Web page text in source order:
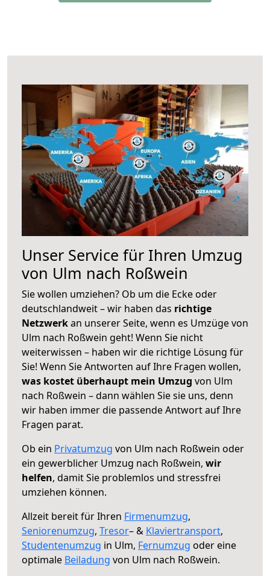
Unser Service für Ihren Umzug
von Ulm nach Roßwein
Sie wollen umziehen? Ob um die Ecke oder
deutschlandweit – wir haben das richtige
Netzwerkan unserer Seite, wenn es Umzüge von
Ulm nach Roßwein geht! Wenn Sie nicht
weiterwissen – haben wir die richtige Lösung für
Sie! Wenn Sie Antworten auf Ihre Fragen wollen,
was kostet überhaupt mein Umzug von Ulm
nach Roßwein – dann wählen Sie sie uns, denn
wir haben immer die passende Antwort auf Ihre
Fragen parat.
Ob ein Privatumzug von Ulm nach Roßwein oder
ein gewerblicher Umzug nach Roßwein, wir
helfen, damit Sie problemlos und stressfrei
umziehen können.
Allzeit bereit für Ihren Firmenumzug,
Seniorenumzug, Tresor– & Klaviertransport,
Studentenumzug in Ulm, Fernumzug oder eine
optimale Beiladung von Ulm nach Roßwein.